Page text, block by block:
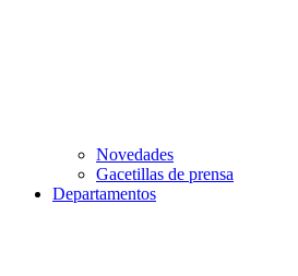
Novedades
Gacetillas de prensa
Departamentos